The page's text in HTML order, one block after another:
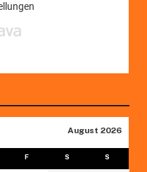
August 2026
F S S